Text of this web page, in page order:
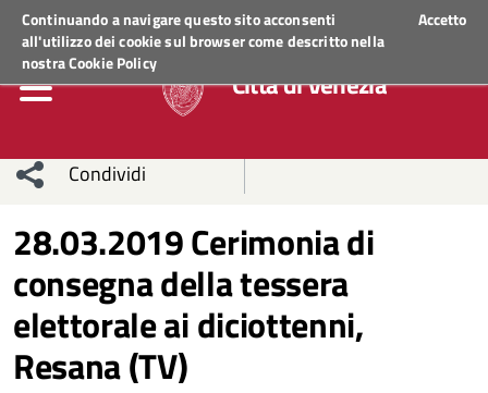
Continuando a navigare questo sito acconsenti
all'utilizzo dei cookie sul browser come descritto nella
nostraCookie Policy
Accetto
Regione Veneto ACCEDI AI SERVIZI
Città di Venezia
Condividi
sui social
network
Condividi
Condividi
su
Facebook
Condividi
su
Condividi
28.03.2019 Cerimonia di
consegna della tessera
elettorale ai diciottenni,
Resana (TV)